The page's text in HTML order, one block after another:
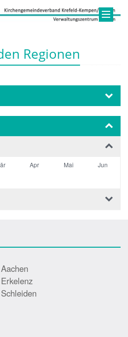
Regionen
Apr Mai
Jun